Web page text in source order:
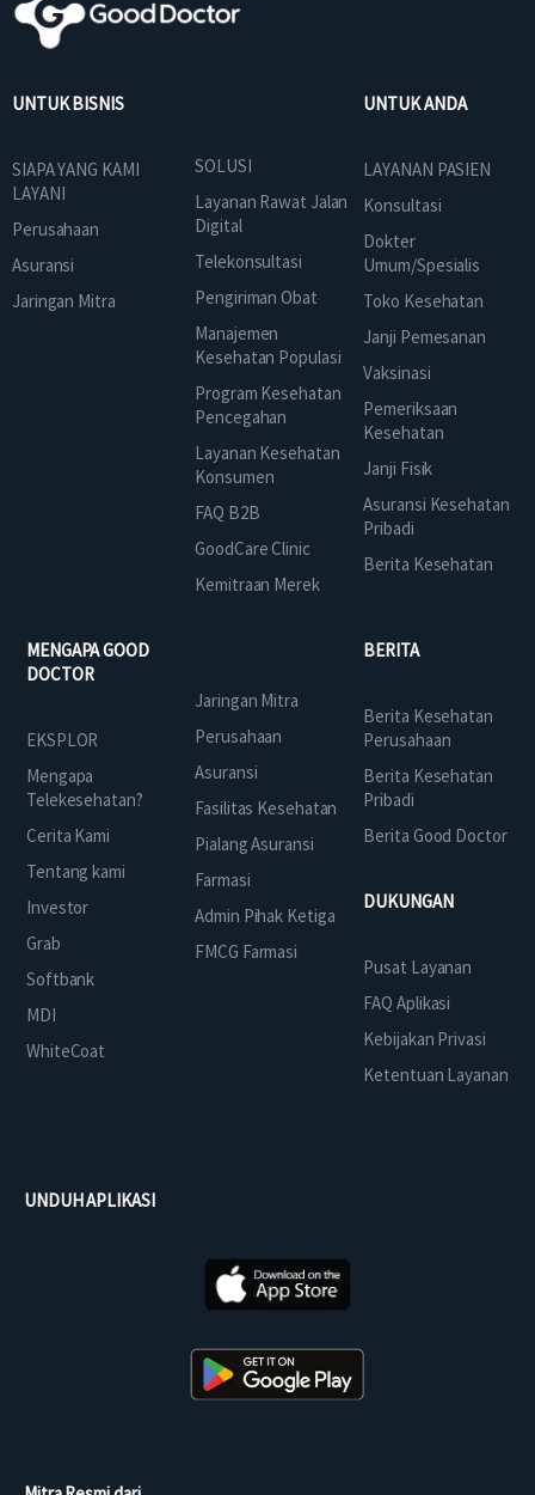
UNTUK BISNIS
SIAPA YANG KAMI
LAYANI
Perusahaan
Asuransi
Jaringan Mitra
SOLUSI
Layanan Rawat Jalan
Digital
Telekonsultasi
Pengiriman Obat
Manajemen
Kesehatan Populasi
Program Kesehatan
Pencegahan
Layanan Kesehatan
Konsumen
FAQ B2B
GoodCare Clinic
Kemitraan Merek
UNTUK ANDA
LAYANAN PASIEN
Konsultasi
Dokter
Umum/Spesialis
Toko Kesehatan
Janji Pemesanan
Vaksinasi
Pemeriksaan
Kesehatan
Janji Fisik
Asuransi Kesehatan
Pribadi
Berita Kesehatan
MENGAPA GOOD
DOCTOR
EKSPLOR
Mengapa
Telekesehatan?
Cerita Kami
Tentang kami
Investor
Grab
Softbank
MDI
WhiteCoat
Jaringan Mitra
Perusahaan
Asuransi
Fasilitas Kesehatan
Pialang Asuransi
Farmasi
Admin Pihak Ketiga
FMCG Farmasi
BERITA
Berita Kesehatan
Perusahaan
Berita Kesehatan
Pribadi
Berita Good Doctor
DUKUNGAN
Pusat Layanan
FAQ Aplikasi
Kebijakan Privasi
Ketentuan Layanan
UNDUH APLIKASI